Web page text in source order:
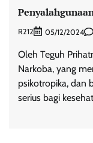
R212 05/12/2024
Oleh Teguh
Narkoba, yang
psikotropika, dan
serius bagi